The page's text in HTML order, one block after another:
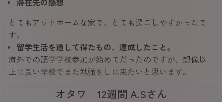
とてもアットホームな家で、とても過ごしやすかったで
す。
留学生活を通して得たもの、達成したこと。
海外での語学学校参加が始めてだったのですが、想像以
上に良い学校でまた勉強をしに来たいと思います。
オタワ 12週間 A.Sさん